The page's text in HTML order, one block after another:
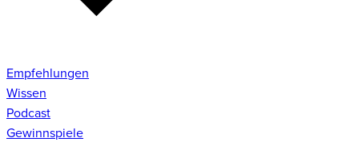
Empfehlungen
Wissen
Podcast
Gewinnspiele